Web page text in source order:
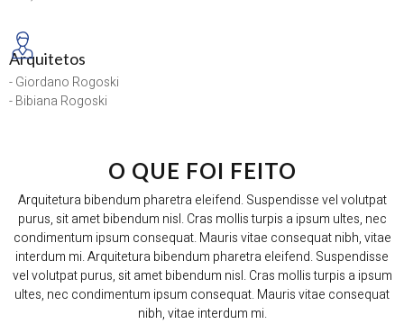
Arquitetos
- Giordano Rogoski
- Bibiana Rogoski
O QUE FOI FEITO
Arquitetura bibendum pharetra eleifend. Suspendisse vel volutpat
purus, sit amet bibendum nisl. Cras mollis turpis a ipsum ultes, nec
condimentum ipsum consequat. Mauris vitae consequat nibh, vitae
interdum mi. Arquitetura bibendum pharetra eleifend. Suspendisse
vel volutpat purus, sit amet bibendum nisl. Cras mollis turpis a ipsum
ultes, nec condimentum ipsum consequat. Mauris vitae consequat
nibh, vitae interdum mi.